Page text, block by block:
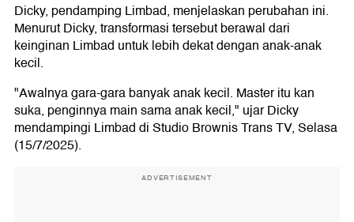
Dicky, pendamping Limbad, menjelaskan perubahan ini.
Menurut Dicky, transformasi tersebut berawal dari
keinginan Limbad untuk lebih dekat dengan anak-anak
kecil.
"Awalnya gara-gara banyak anak kecil. Master itu kan
suka, penginnya main sama anak kecil," ujar Dicky
mendampingi Limbad di Studio Brownis Trans TV, Selasa
(15/7/2025).
ADVERTISEMENT